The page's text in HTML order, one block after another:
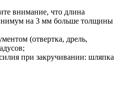
внимание, что длина
на 3 мм больше толщины
(отвертка, дрель,
при закручивании: шляпка